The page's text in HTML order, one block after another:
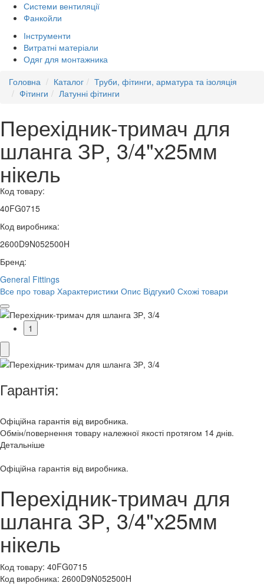
Системи вентиляції
Фанкойли
Інструменти
Витратні матеріали
Одяг для монтажника
Головна
Каталог
Труби, фітинги, арматура та ізоляція
Фітинги
Латунні фітинги
Перехідник-тримач для
шланга ЗР, 3/4"х25мм
нікель
Код товару:
40FG0715
Код виробника:
2600D9N052500H
Бренд:
General Fittings
Все про товар Характеристики Опис Відгуки0 Схожі товари
1
Гарантія:
Офіційна гарантія від виробника.
Обмін/повернення товару належної якості протягом 14 днів.
Детальніше
Офіційна гарантія від виробника.
Перехідник-тримач для
шланга ЗР, 3/4"х25мм
нікель
Код товару: 40FG0715
Код виробника: 2600D9N052500H